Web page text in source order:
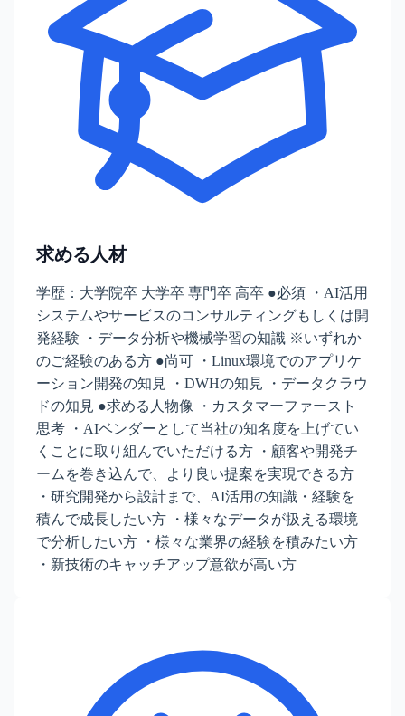
求める人材
学歴：大学院卒 大学卒 専門卒 高卒 ●必須 ・AI活用
システムやサービスのコンサルティングもしくは開
発経験 ・データ分析や機械学習の知識 ※いずれか
のご経験のある方 ●尚可 ・Linux環境でのアプリケ
ーション開発の知見 ・DWHの知見 ・データクラウ
ドの知見 ●求める人物像 ・カスタマーファースト
思考 ・AIベンダーとして当社の知名度を上げてい
くことに取り組んでいただける方 ・顧客や開発チ
ームを巻き込んで、より良い提案を実現できる方
・研究開発から設計まで、AI活用の知識・経験を
積んで成長したい方 ・様々なデータが扱える環境
で分析したい方 ・様々な業界の経験を積みたい方
・新技術のキャッチアップ意欲が高い方